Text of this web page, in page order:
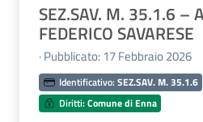
SEZ.SAV. M. 35.1.6 –
FEDERICO SAVARESE
· Pubblicato: 17 Febbraio 2026
Identificativo: SEZ.SAV. M. 35.1.6
Diritti:Comune di Enna